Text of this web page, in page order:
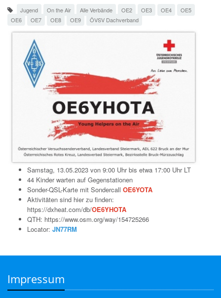
Jugend On the Air Alle Verbände OE2 OE3 OE4
OE5
OE6
OE7 OE8 OE9 ÖVSV Dachverband
Samstag, 13.05.2023 von 9:00 Uhr bis etwa 17:00 Uhr LT
44 Kinder warten auf Gegenstationen
Sonder-QSL-Karte mit Sondercall OE6YOTA
Aktivitäten sind hier zu finden:
https://dxheat.com/db/OE6YHOTA
QTH: https://www.osm.org/way/154725266
Locator: JN77RM
Impressum